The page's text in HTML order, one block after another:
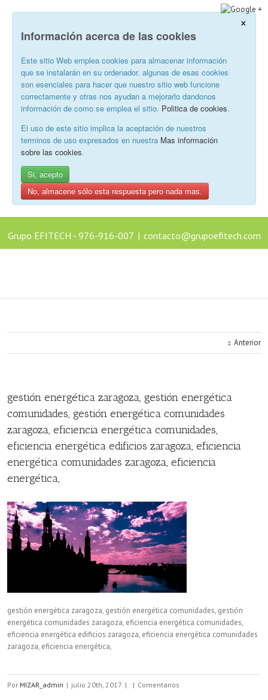
×
Información acerca de las cookies
Este sitio Web emplea cookies para almacenar información
que se instalarán en su ordenador. algunas de esas cookies
son esenciales para hacer que nuestro sitio web funcione
correctamente y otras nos ayudan a mejorarlo dandonos
información de como se emplea el sitio. Politica de cookies.
El uso de este sitio implica la aceptación de nuestros
terminos de uso expresados en nuestra Mas información
sobre las cookies.
Si, acepto
No, almacene sólo esta respuesta pero nada mas.
Grupo EFITECH - 976-916-007 | contacto@grupoefitech.com
Anterior
gestión energética zaragoza, gestión energética
comunidades, gestión energética comunidades
zaragoza, eficiencia energética comunidades,
eficiencia energética edificios zaragoza, eficiencia
energética comunidades zaragoza, eficiencia
energética,
gestión energética zaragoza, gestión energética comunidades, gestión
energética comunidades zaragoza, eficiencia energética comunidades,
eficiencia energética edificios zaragoza, eficiencia energética comunidades
zaragoza, eficiencia energética,
Por MIZAR_admin | julio 20th, 2017 | | Comentarios